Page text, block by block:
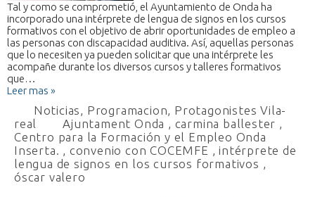
Tal y como se comprometió, el Ayuntamiento de Onda ha
incorporado una intérprete de lengua de signos en los cursos
formativos con el objetivo de abrir oportunidades de empleo a
las personas con discapacidad auditiva. Así, aquellas personas
que lo necesiten ya pueden solicitar que una intérprete les
acompañe durante los diversos cursos y talleres formativos
que…
Leer mas »
Noticias, Programacion, Protagonistes Vila-
real
Ajuntament Onda , carmina ballester ,
Centro para la Formación y el Empleo Onda
Inserta. , convenio con COCEMFE ,intérprete de
lengua de signos en los cursos formativos ,
óscar valero